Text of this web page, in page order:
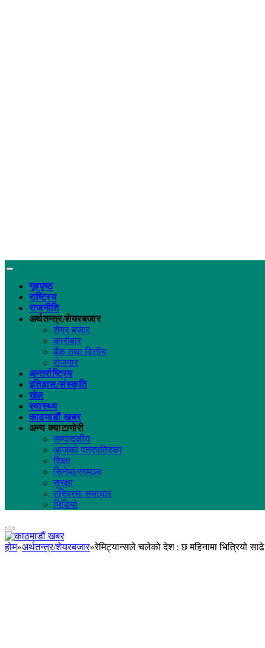
गृहपृष्ठ
राष्ट्रिय
राजनीति
अर्थतन्त्र/शेयरबजार
शेयर बजार
कारोबार
बैंक तथा वित्तीय
रोजगार
अन्तर्राष्ट्रिय
इतिहास/संस्कृति
खेल
स्वास्थ्य
काठमाडौं खबर
अन्य क्याटागोरी
सम्पादकीय
आजको पत्रपत्रिका
शिक्षा
सिनेमा/रंगमञ्च
सुरक्षा
तस्विरमा समाचार
भिडियो
होम»अर्थतन्त्र/शेयरबजार»रेमिट्यान्सले चलेको देश : छ महिनामा भित्रियो